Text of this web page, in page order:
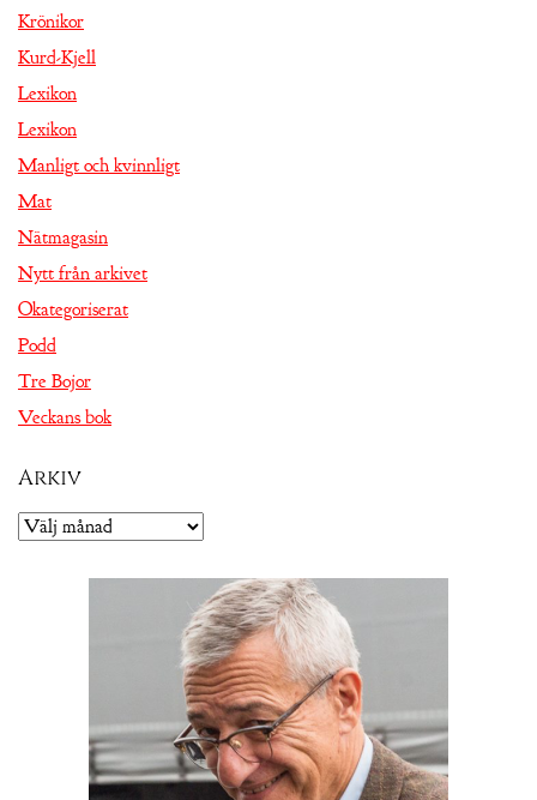
Krönikor
Kurd-Kjell
Lexikon
Lexikon
Manligt och kvinnligt
Mat
Nätmagasin
Nytt från arkivet
Okategoriserat
Podd
Tre Bojor
Veckans bok
Arkiv
Arkiv